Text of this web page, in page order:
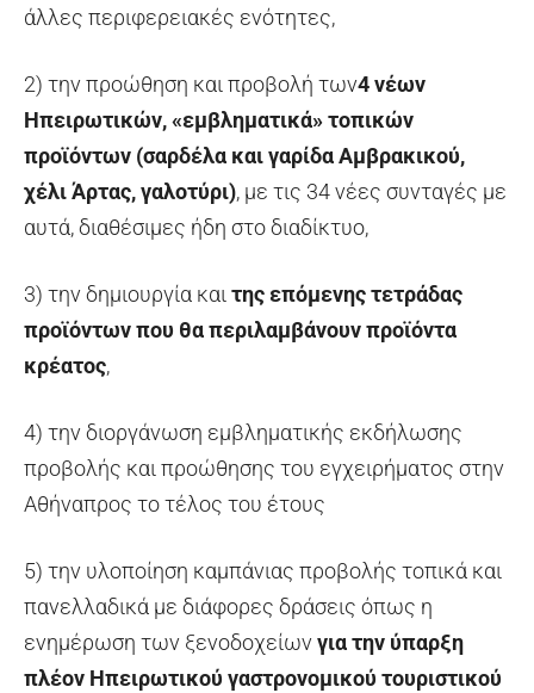
άλλες περιφερειακές ενότητες,
2) την προώθηση και προβολή των4 νέων
Ηπειρωτικών, «εμβληματικά» τοπικών
προϊόντων (σαρδέλα και γαρίδα Αμβρακικού,
χέλι Άρτας, γαλοτύρι), με τις 34 νέες συνταγές με
αυτά, διαθέσιμες ήδη στο διαδίκτυο,
3) την δημιουργία καιτης επόμενης τετράδας
προϊόντων που θα περιλαμβάνουν προϊόντα
κρέατος,
4) την διοργάνωση εμβληματικής εκδήλωσης
προβολής και προώθησης του εγχειρήματος στην
Αθήναπρος το τέλος του έτους
5) την υλοποίηση καμπάνιας προβολής τοπικά και
πανελλαδικά με διάφορες δράσεις όπως η
ενημέρωση των ξενοδοχείωνγια την ύπαρξη
πλέον Ηπειρωτικού γαστρονομικού τουριστικού